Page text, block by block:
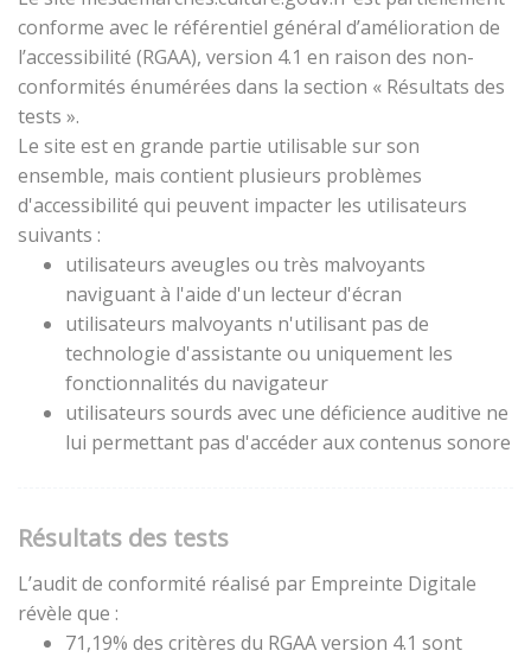
conforme avec le référentiel général d’amélioration de
l’accessibilité (RGAA), version 4.1 en raison des non-
conformités énumérées dans la section « Résultats des
tests ».
Le site est en grande partie utilisable sur son
ensemble, mais contient plusieurs problèmes
d'accessibilité qui peuvent impacter les utilisateurs
suivants :
utilisateurs aveugles ou très malvoyants
naviguant à l'aide d'un lecteur d'écran
utilisateurs malvoyants n'utilisant pas de
technologie d'assistante ou uniquement les
fonctionnalités du navigateur
utilisateurs sourds avec une déficience auditive ne
lui permettant pas d'accéder aux contenus sonore
Résultats des tests
L’audit de conformité réalisé par Empreinte Digitale
révèle que :
71,19% des critères du RGAA version 4.1 sont